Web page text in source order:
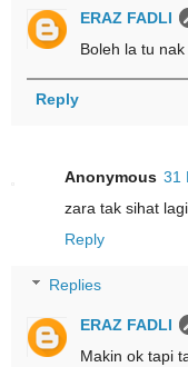
ERAZ FADLI
Boleh la tu nak
Reply
Anonymous 31
zara tak sihat
Reply
Replies
ERAZ FADLI
Makin ok tapi